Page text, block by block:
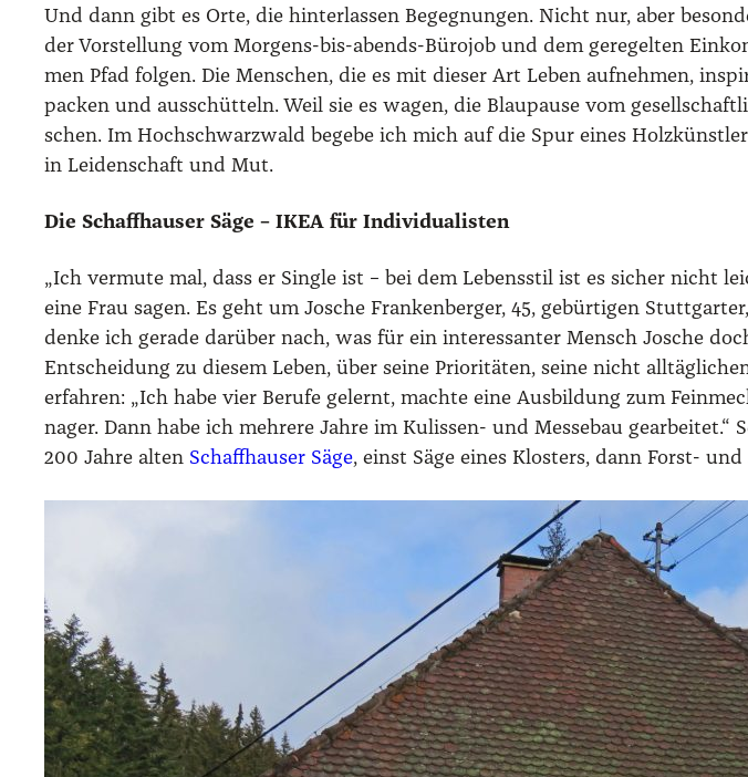
Und dann gibt es Orte, die hin­ter­las­sen Begeg­nun­gen. Nicht nur, aber
der Vor­stel­lung vom Mor­gens-bis-abends-Büro­job und dem gere­gel­ten
men Pfad fol­gen. Die Men­schen, die es mit die­ser Art Leben auf­neh­men,
packen und aus­schüt­teln. Weil sie es wagen, die Blau­pau­se vom
schen. Im Hoch­schwarz­wald bege­be ich mich auf die Spur eines
in Lei­den­schaft und Mut.
Die Schaff­hau­ser Säge – IKEA für Indi­vi­dua­lis­ten
„Ich ver­mu­te mal, dass er Sin­gle ist – bei dem Lebens­stil ist es sicher nicht
eine Frau sagen. Es geht um Josche Fran­ken­ber­ger, 45, gebür­ti­gen
den­ke ich gera­de dar­über nach, was für ein inter­es­san­ter Mensch Josche
Ent­schei­dung zu die­sem Leben, über sei­ne Prio­ri­tä­ten, sei­ne nicht
erfah­ren: „Ich habe vier Beru­fe gelernt, mach­te eine Aus­bil­dung zum
na­ger. Dann habe ich meh­re­re Jah­re im Kulis­sen- und Mes­se­bau
200 Jah­re alten Schaff­hau­ser Säge, einst Säge eines Klos­ters, dann Forst-